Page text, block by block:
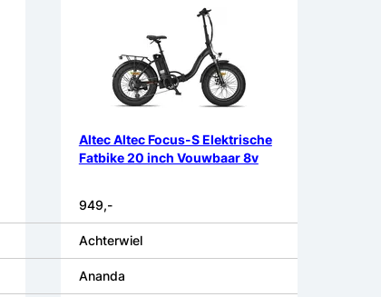
Altec Altec Focus-S Elektrische
Fatbike 20 inch Vouwbaar 8v
949,-
Achterwiel
Ananda